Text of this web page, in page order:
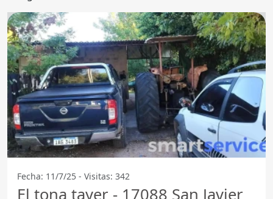
Fecha: 11/7/25 - Visitas: 342
El tona tayer - 17088 San Javier